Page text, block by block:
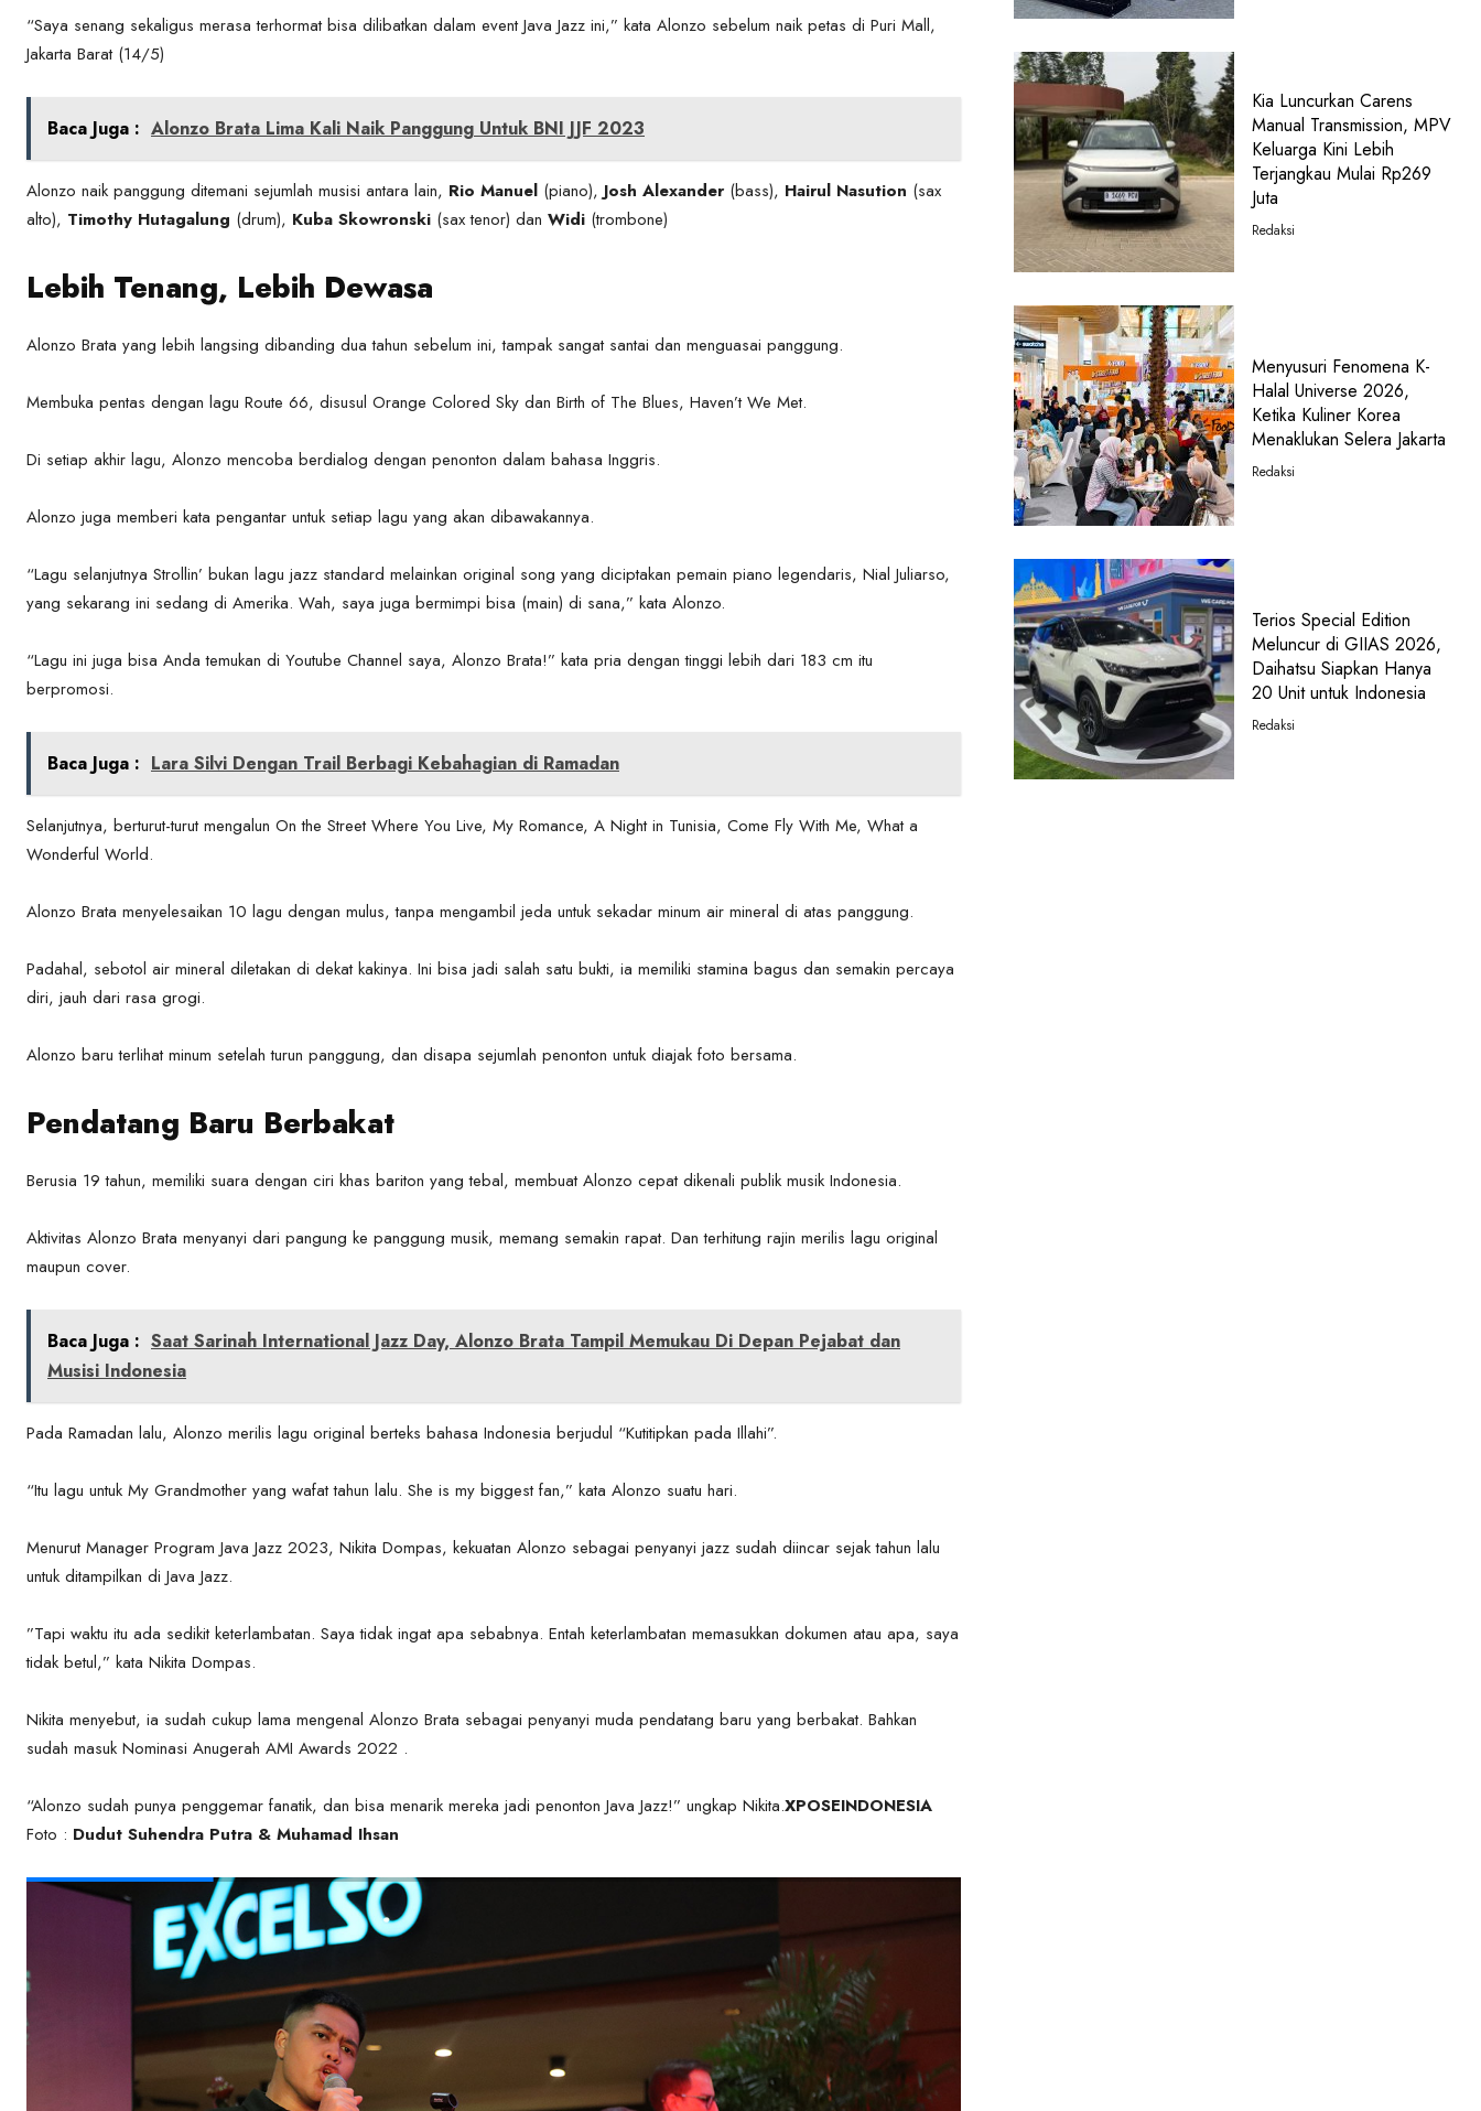
“Saya senang sekaligus merasa terhormat bisa dilibatkan dalam event Java Jazz ini,” kata Alonzo sebelum naik petas di Puri Mall,
Jakarta Barat (14/5)
Baca Juga : Alonzo Brata Lima Kali Naik Panggung Untuk BNI JJF 2023
Alonzo naik panggung ditemani sejumlah musisi antara lain, Rio Manuel (piano), Josh Alexander (bass), Hairul Nasution (sax
alto), Timothy Hutagalung (drum), Kuba Skowronski (sax tenor) dan Widi (trombone)
Lebih Tenang, Lebih Dewasa
Alonzo Brata yang lebih langsing dibanding dua tahun sebelum ini, tampak sangat santai dan menguasai panggung.
Membuka pentas dengan lagu Route 66, disusul Orange Colored Sky dan Birth of The Blues, Haven’t We Met.
Di setiap akhir lagu, Alonzo mencoba berdialog dengan penonton dalam bahasa Inggris.
Alonzo juga memberi kata pengantar untuk setiap lagu yang akan dibawakannya.
“Lagu selanjutnya Strollin’ bukan lagu jazz standard melainkan original song yang diciptakan pemain piano legendaris, Nial Juliarso,
yang sekarang ini sedang di Amerika. Wah, saya juga bermimpi bisa (main) di sana,” kata Alonzo.
“Lagu ini juga bisa Anda temukan di Youtube Channel saya, Alonzo Brata!” kata pria dengan tinggi lebih dari 183 cm itu
berpromosi.
Baca Juga : Lara Silvi Dengan Trail Berbagi Kebahagian di Ramadan
Selanjutnya, berturut-turut mengalun On the Street Where You Live, My Romance, A Night in Tunisia, Come Fly With Me, What a
Wonderful World.
Alonzo Brata menyelesaikan 10 lagu dengan mulus, tanpa mengambil jeda untuk sekadar minum air mineral di atas panggung.
Padahal, sebotol air mineral diletakan di dekat kakinya. Ini bisa jadi salah satu bukti, ia memiliki stamina bagus dan semakin percaya
diri, jauh dari rasa grogi.
Alonzo baru terlihat minum setelah turun panggung, dan disapa sejumlah penonton untuk diajak foto bersama.
Pendatang Baru Berbakat
Berusia 19 tahun, memiliki suara dengan ciri khas bariton yang tebal, membuat Alonzo cepat dikenali publik musik Indonesia.
Aktivitas Alonzo Brata menyanyi dari pangung ke panggung musik, memang semakin rapat. Dan terhitung rajin merilis lagu original
maupun cover.
Baca Juga : Saat Sarinah International Jazz Day, Alonzo Brata Tampil Memukau Di Depan Pejabat dan
Musisi Indonesia
Pada Ramadan lalu, Alonzo merilis lagu original berteks bahasa Indonesia berjudul “Kutitipkan pada Illahi”.
“Itu lagu untuk My Grandmother yang wafat tahun lalu. She is my biggest fan,” kata Alonzo suatu hari.
Menurut Manager Program Java Jazz 2023, Nikita Dompas, kekuatan Alonzo sebagai penyanyi jazz sudah diincar sejak tahun lalu
untuk ditampilkan di Java Jazz.
”Tapi waktu itu ada sedikit keterlambatan. Saya tidak ingat apa sebabnya. Entah keterlambatan memasukkan dokumen atau apa, saya
tidak betul,” kata Nikita Dompas.
Nikita menyebut, ia sudah cukup lama mengenal Alonzo Brata sebagai penyanyi muda pendatang baru yang berbakat. Bahkan
sudah masuk Nominasi Anugerah AMI Awards 2022 .
“Alonzo sudah punya penggemar fanatik, dan bisa menarik mereka jadi penonton Java Jazz!” ungkap Nikita.XPOSEINDONESIA
Foto : Dudut Suhendra Putra & Muhamad Ihsan
Kia Luncurkan Carens
Manual Transmission, MPV
Keluarga Kini Lebih
Terjangkau Mulai Rp269
Juta
Redaksi
Menyusuri Fenomena K-
Halal Universe 2026,
Ketika Kuliner Korea
Menaklukan Selera Jakarta
Redaksi
Terios Special Edition
Meluncur di GIIAS 2026,
Daihatsu Siapkan Hanya
20 Unit untuk Indonesia
Redaksi